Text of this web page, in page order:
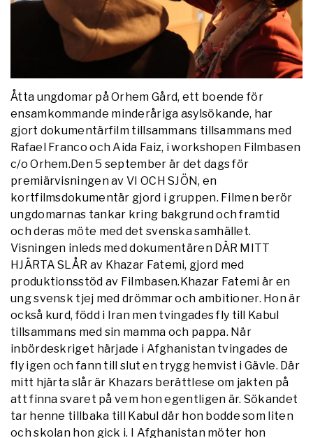
Åtta ungdomar på Orhem Gård, ett boende för
ensamkommande minderåriga asylsökande, har
gjort dokumentärfilm tillsammans tillsammans med
Rafael Franco och Aida Faiz, i workshopen Filmbasen
c/o Orhem.Den 5 september är det dags för
premiärvisningen av VI OCH SJÖN, en
kortfilmsdokumentär gjord i gruppen. Filmen berör
ungdomarnas tankar kring bakgrund och framtid
och deras möte med det svenska samhället.
Visningen inleds med dokumentären DÄR MITT
HJÄRTA SLÅR av Khazar Fatemi, gjord med
produktionsstöd av Filmbasen.Khazar Fatemi är en
ung svensk tjej med drömmar och ambitioner. Hon är
också kurd, född i Iran men tvingades fly till Kabul
tillsammans med sin mamma och pappa. När
inbördeskriget härjade i Afghanistan tvingades de
fly igen och fann till slut en trygg hemvist i Gävle. Där
mitt hjärta slår är Khazars berättlese om jakten på
att finna svaret på vem hon egentligen är. Sökandet
tar henne tillbaka till Kabul där hon bodde som liten
och skolan hon gick i. I Afghanistan möter hon